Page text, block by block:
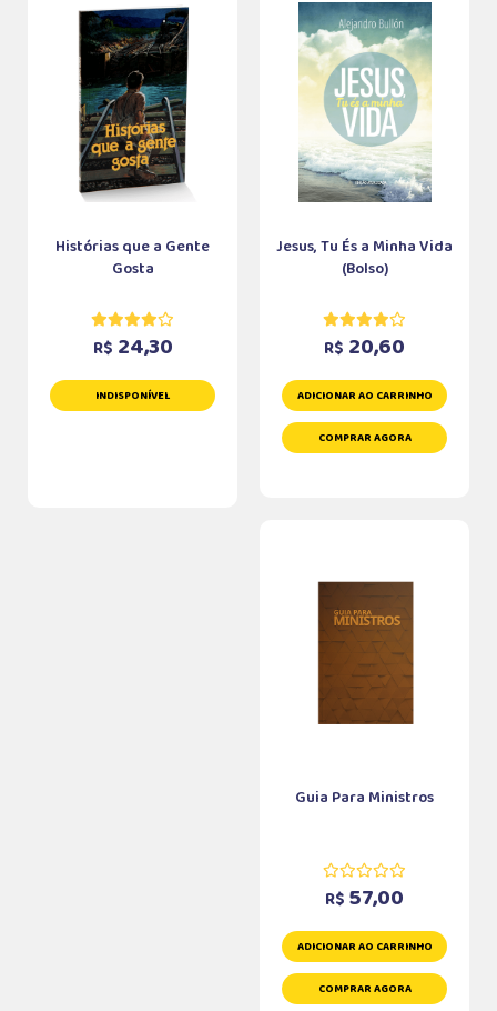
Histórias que a Gente
Gosta
R$ 24,30
INDISPONÍVEL
Jesus, Tu És a Minha Vida
(Bolso)
R$ 20,60
ADICIONAR AO CARRINHO
COMPRAR AGORA
Guia Para Ministros
R$ 57,00
ADICIONAR AO CARRINHO
COMPRAR AGORA